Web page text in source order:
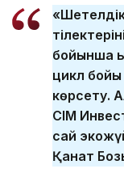
бойынша
цикл бойы
көрсету.
СІМ
сай
Қанат